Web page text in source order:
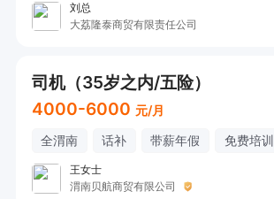
刘总
大荔隆泰商贸有限责任公司
司机（35岁之内/五险）
4000-6000 元/月
全渭南 话补 带薪年假 免费培训
王女士
渭南贝航商贸有限公司